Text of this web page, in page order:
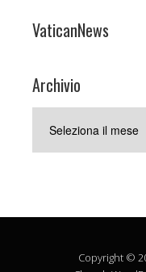
VaticanNews
Archivio
Copyright ©